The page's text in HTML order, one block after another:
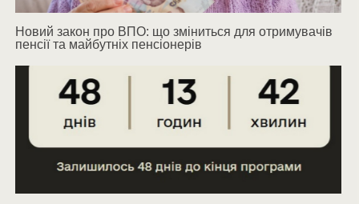
Новий закон про ВПО: що зміниться для отримувачів
пенсії та майбутніх пенсіонерів